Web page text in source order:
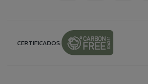
COECERTIFICADOS: